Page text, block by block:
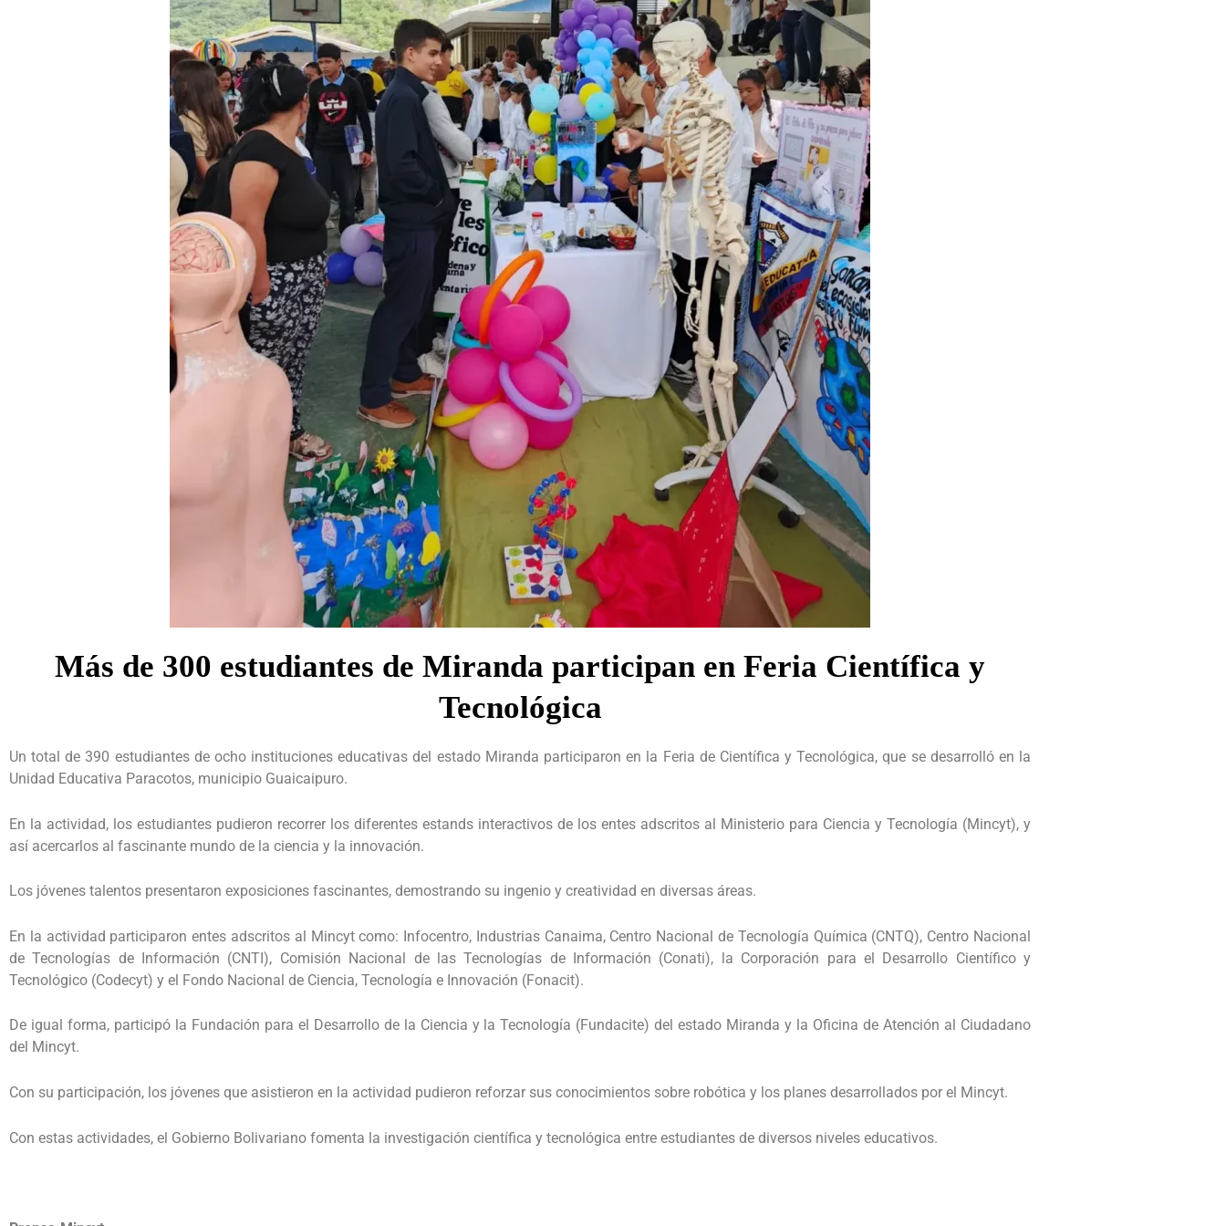
Más de 300 estudiantes de Miranda participan en Feria Científica y
Tecnológica
Un total de 390 estudiantes de ocho instituciones educativas del estado Miranda participaron en la Feria de Científica y Tecnológica, que se desarrolló en la
Unidad Educativa Paracotos, municipio Guaicaipuro.
En la actividad, los estudiantes pudieron recorrer los diferentes estands interactivos de los entes adscritos al Ministerio para Ciencia y Tecnología (Mincyt), y
así acercarlos al fascinante mundo de la ciencia y la innovación.
Los jóvenes talentos presentaron exposiciones fascinantes, demostrando su ingenio y creatividad en diversas áreas.
En la actividad participaron entes adscritos al Mincyt como: Infocentro, Industrias Canaima, Centro Nacional de Tecnología Química (CNTQ), Centro Nacional
de Tecnologías de Información (CNTI), Comisión Nacional de las Tecnologías de Información (Conati), la Corporación para el Desarrollo Científico y
Tecnológico (Codecyt) y el Fondo Nacional de Ciencia, Tecnología e Innovación (Fonacit).
De igual forma, participó la Fundación para el Desarrollo de la Ciencia y la Tecnología (Fundacite) del estado Miranda y la Oficina de Atención al Ciudadano
del Mincyt.
Con su participación, los jóvenes que asistieron en la actividad pudieron reforzar sus conocimientos sobre robótica y los planes desarrollados por el Mincyt.
Con estas actividades, el Gobierno Bolivariano fomenta la investigación científica y tecnológica entre estudiantes de diversos niveles educativos.